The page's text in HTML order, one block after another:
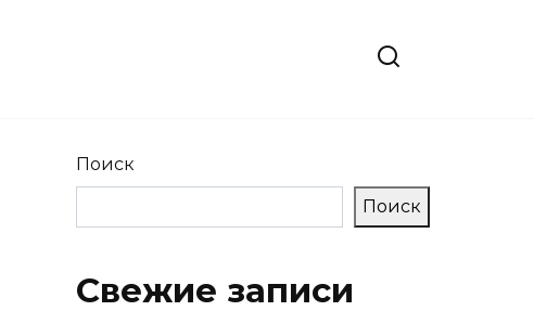
Поиск
Поиск
Свежие записи